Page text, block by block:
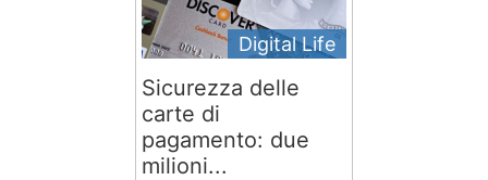
Digital Life
Sicurezza delle
carte di
pagamento: due
milioni...